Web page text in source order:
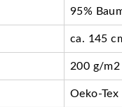
95%
ca. 145
200 g/m2
Oeko-